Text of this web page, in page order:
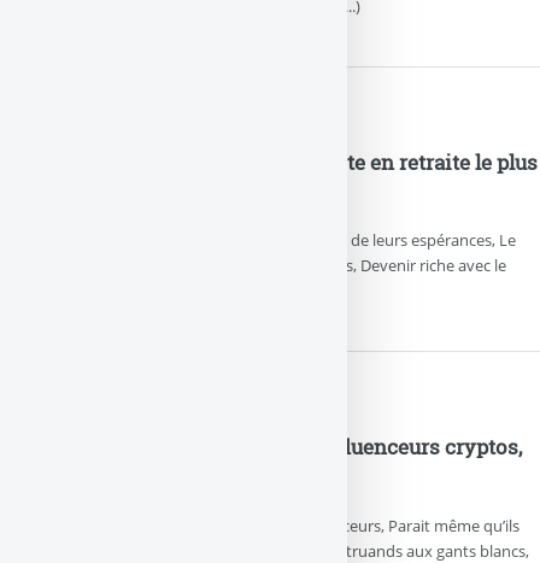
taux qui fait le yo-yo et ses promesses (...)
FIRE, y’a le feu, faut que je parte en retraite le plus
Les mythos de la finance, Jusqu’au bout de leurs espérances, Le
rêve des taux de rendements annualisés, Devenir riche avec le
Booba va booter le cul des influenceurs cryptos,
Vas-y Booba, botte le cul de ces influenceurs, Parait même qu’ils
on traité ta sœur, Vas-y défonce-les ces truands aux gants blancs,